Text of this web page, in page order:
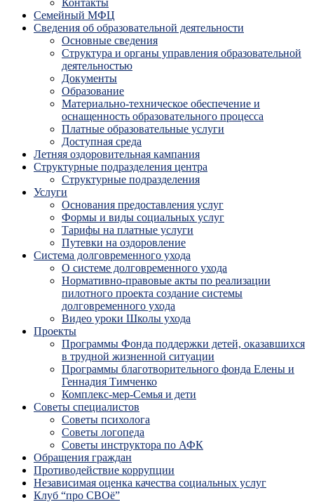
Семейный МФЦ
Сведения об образовательной деятельности
Основные сведения
Структура и органы управления образовательной
деятельностью
Документы
Образование
Материально-техническое обеспечение и
оснащенность образовательного процесса
Платные образовательные услуги
Доступная среда
Летняя оздоровительная кампания
Структурные подразделения центра
Структурные подразделения
Услуги
Основания предоставления услуг
Формы и виды социальных услуг
Тарифы на платные услуги
Путевки на оздоровление
Система долговременного ухода
О системе долговременного ухода
Нормативно-правовые акты по реализации
пилотного проекта создание системы
долговременного ухода
Видео уроки Школы ухода
Проекты
Программы Фонда поддержки детей, оказавшихся
в трудной жизненной ситуации
Программы благотворительного фонда Елены и
Геннадия Тимченко
Комплекс-мер-Семья и дети
Советы специалистов
Советы психолога
Советы логопеда
Советы инструктора по АФК
Обращения граждан
Противодействие коррупции
Независимая оценка качества социальных услуг
Клуб “про СВОё”